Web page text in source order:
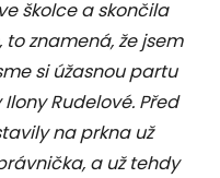
školce a skončila
znamená, že jsem
si úžasnou partu
Rudelové. Před
na prkna už
a už tehdy